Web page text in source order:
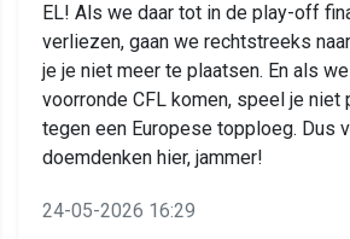
EL! Als we daar tot in de play-off
verliezen, gaan we rechtstreeks
je je niet meer te plaatsen. En als
voorronde CFL komen, speel je niet
tegen een Europese topploeg. Dus
doemdenken hier, jammer!
24-05-2026 16:29